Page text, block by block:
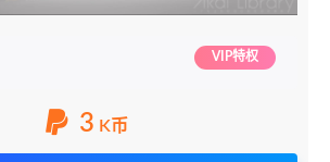
VIP特权
3 K币